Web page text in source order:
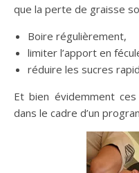
que la perte de graisse
Boire régulièrement,
limiter l’apport en
réduire les sucres
Et bien évidemment
dans le cadre d’un